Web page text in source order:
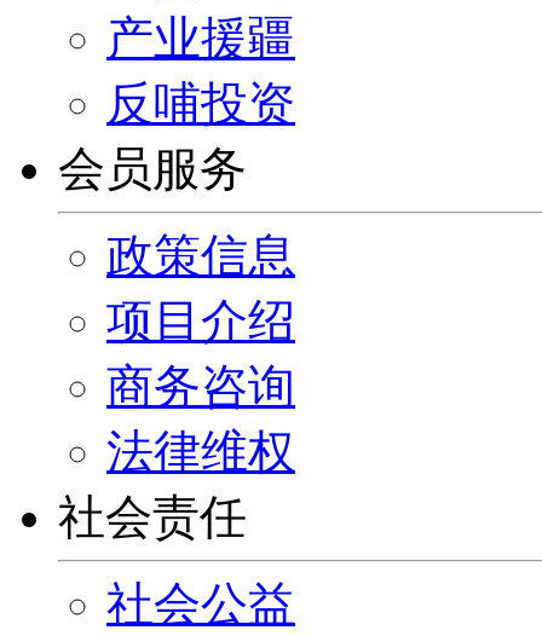
产业援疆
反哺投资
会员服务
政策信息
项目介绍
商务咨询
法律维权
社会责任
社会公益